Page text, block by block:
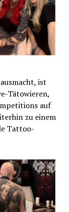
ist
Tätowieren,
auf
zu einem
Tattoo-